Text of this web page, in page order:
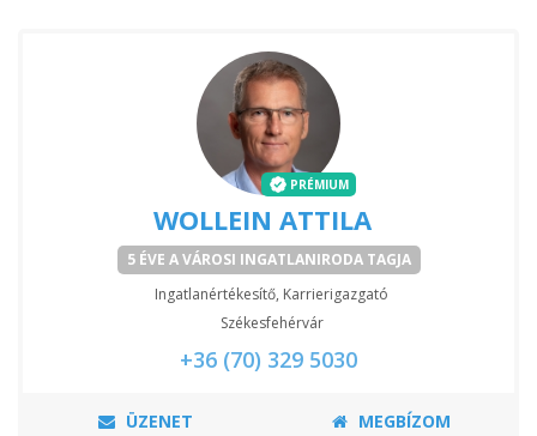
PRÉMIUM
WOLLEIN ATTILA
5 ÉVE A VÁROSI INGATLANIRODA TAGJA
Ingatlanértékesítő, Karrierigazgató
Székesfehérvár
+36 (70) 329 5030
ÜZENET MEGBÍZOM